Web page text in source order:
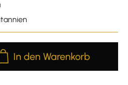
Anzahl: Gib den
In den Warenkorb